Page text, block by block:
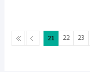
21 22 23